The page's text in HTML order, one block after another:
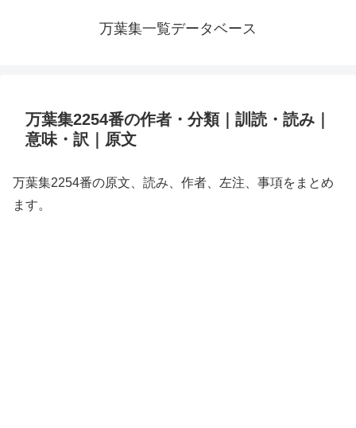
万葉集一覧データベース
万葉集2254番の作者・分類｜訓読・読み｜
意味・訳｜原文
万葉集2254番の原文、読み、作者、左注、事項をまとめ
ます。